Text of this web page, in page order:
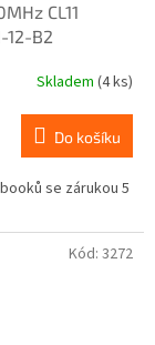
CL11
12-B2
Skladem (4 ks)
Do košíku
se zárukou 5
Kód: 3272